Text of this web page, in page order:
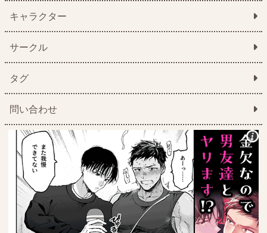
キャラクター
サークル
タグ
問い合わせ